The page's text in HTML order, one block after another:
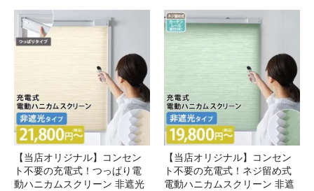
【当店オリジナル】コンセン
ト不要の充電式！つっぱり電
動ハニカムスクリーン 非遮光
【当店オリジナル】コンセン
ト不要の充電式！ネジ留め式
電動ハニカムスクリーン 非遮